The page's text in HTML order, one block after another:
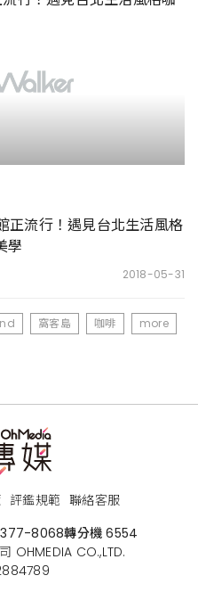
正流行！遇見台北生活風格
學
2018-05-31
窩客島 咖啡 more
評鑑規範 聯絡客服
8068轉分機 6554
OHMEDIA CO.,LTD.